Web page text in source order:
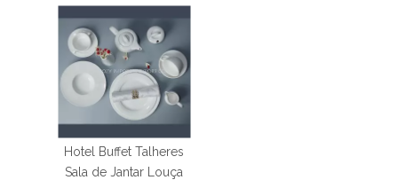
Hotel Buffet Talheres
Sala de Jantar Louça